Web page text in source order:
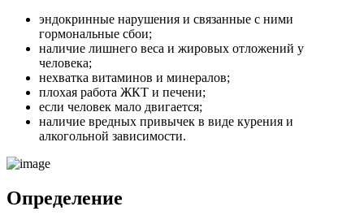
эндокринные нарушения и связанные с ними
гормональные сбои;
наличие лишнего веса и жировых отложений у
человека;
нехватка витаминов и минералов;
плохая работа ЖКТ и печени;
если человек мало двигается;
наличие вредных привычек в виде курения и
алкогольной зависимости.
Определение